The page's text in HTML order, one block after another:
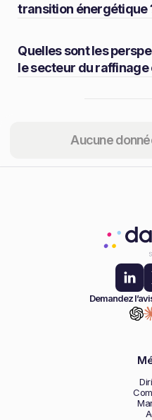
Aucune
transition énergétique
Quelles sont les
le secteur du raffinage
Partager
Demandez